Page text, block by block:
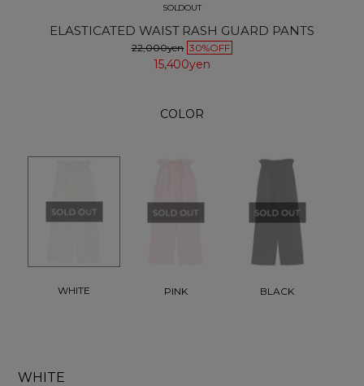
SOLDOUT
ELASTICATED WAIST RASH GUARD PANTS
22,000yen 30%OFF
15,400yen
COLOR
WHITE PINK BLACK
WHITE